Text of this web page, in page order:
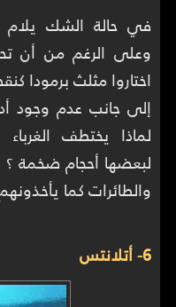
في حالة الشك يلام
وعلى الرغم من أن
اختاروا مثلث برمودا
إلى جانب عدم وجود
لماذا يختطف
لبعضها أحجام ضخمة ؟
والطائرات كما
6- أتلانتس